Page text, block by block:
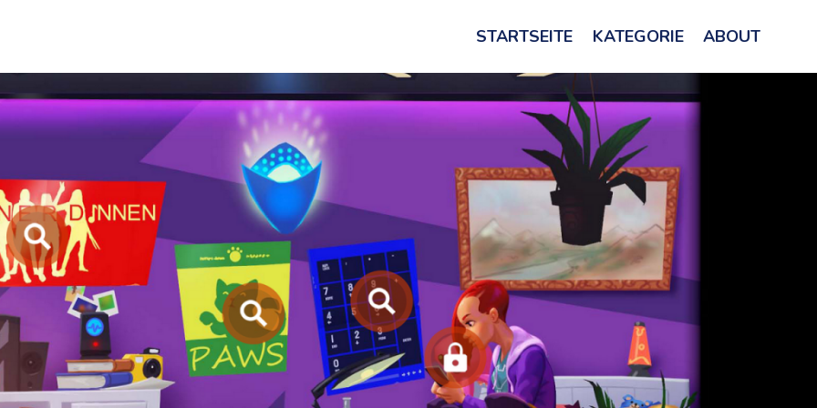
STARTSEITE KATEGORIE ABOUT